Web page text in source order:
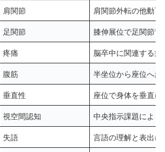
肩関節 肩関節外転の他動
足関節 膝伸展位で足関節
疼痛 脳卒中に関連する
腹筋 半坐位から座位へ
垂直性 座位で身体を垂直
視空間認知 中央指示課題によ
失語 言語の理解と表出